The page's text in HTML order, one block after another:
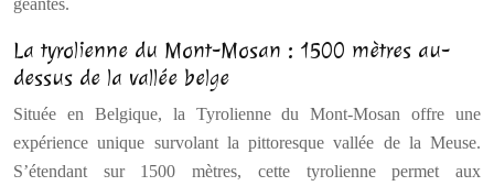
géantes.
La tyrolienne du Mont-Mosan : 1500 mètres au-
dessus de la vallée belge
Située en Belgique, la Tyrolienne du Mont-Mosan offre une
expérience unique survolant la pittoresque vallée de la Meuse.
S’étendant sur 1500 mètres, cette tyrolienne permet aux